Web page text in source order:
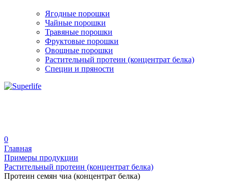
Ягодные порошки
Чайные порошки
Травяные порошки
Фруктовые порошки
Овощные порошки
Растительный протеин (концентрат белка)
Специи и пряности
0
Главная
Примеры продукции
Растительный протеин (концентрат белка)
Протеин семян чиа (концентрат белка)